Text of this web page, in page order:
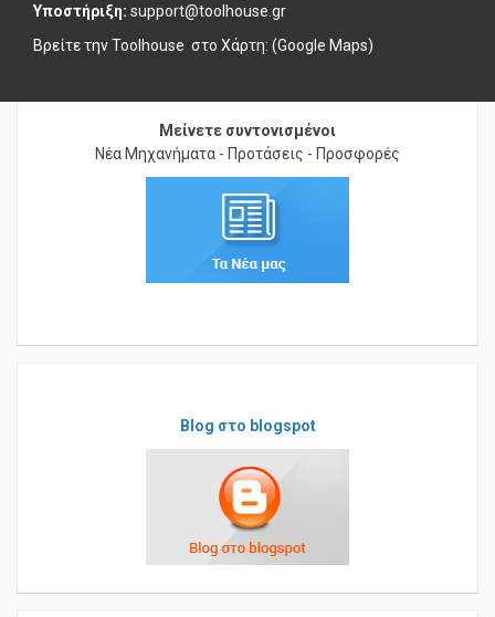
Υποστήριξη: support@toolhouse.gr
Βρείτε την Toolhouse στο Χάρτη: (Google Maps)
Μείνετε συντονισμένοι
Νέα Μηχανήματα - Προτάσεις - Προσφορές
Blog στο blogspot